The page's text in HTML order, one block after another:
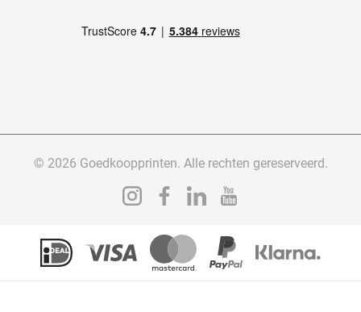
© 2026 Goedkoopprinten. Alle rechten gereserveerd.